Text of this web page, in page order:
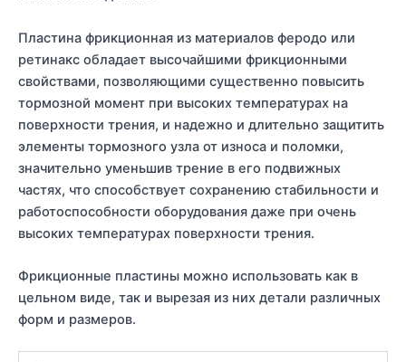
Пластина фрикционная из материалов феродо или
ретинакс обладает высочайшими фрикционными
свойствами, позволяющими существенно повысить
тормозной момент при высоких температурах на
поверхности трения, и надежно и длительно защитить
элементы тормозного узла от износа и поломки,
значительно уменьшив трение в его подвижных
частях, что способствует сохранению стабильности и
работоспособности оборудования даже при очень
высоких температурах поверхности трения.
Фрикционные пластины можно использовать как в
цельном виде, так и вырезая из них детали различных
форм и размеров.